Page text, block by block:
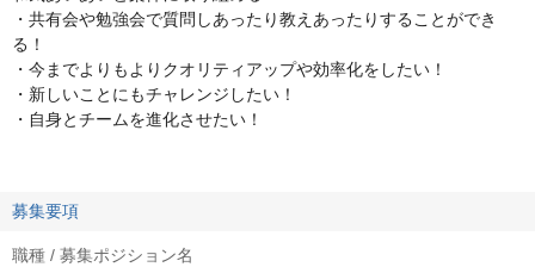
・共有会や勉強会で質問しあったり教えあったりすることができ
る！
・今までよりもよりクオリティアップや効率化をしたい！
・新しいことにもチャレンジしたい！
・自身とチームを進化させたい！
募集要項
職種 / 募集ポジション名